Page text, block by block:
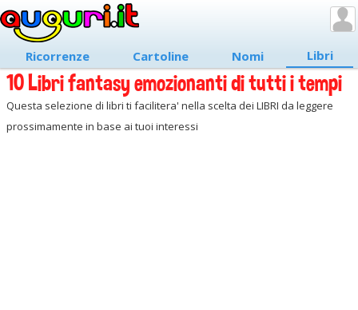
Ricorrenze Cartoline Nomi Libri
10 Libri fantasy emozionanti di tutti i tempi
Questa selezione di libri ti facilitera' nella scelta dei LIBRI da leggere
prossimamente in base ai tuoi interessi